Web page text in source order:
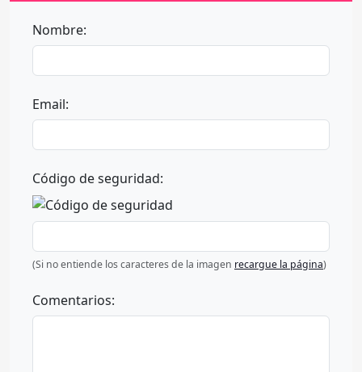
Nombre:
Email:
Código de seguridad:
(Si no entiende los caracteres de la imagen recargue la página)
Comentarios: